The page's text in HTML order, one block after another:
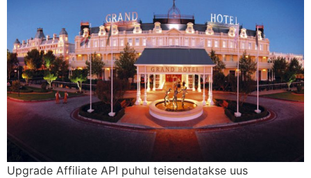
Upgrade Affiliate API puhul teisendatakse uus